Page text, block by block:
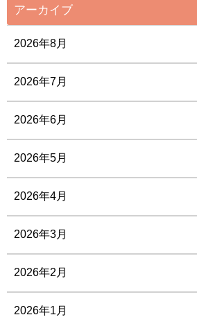
アーカイブ
2026年8月
2026年7月
2026年6月
2026年5月
2026年4月
2026年3月
2026年2月
2026年1月